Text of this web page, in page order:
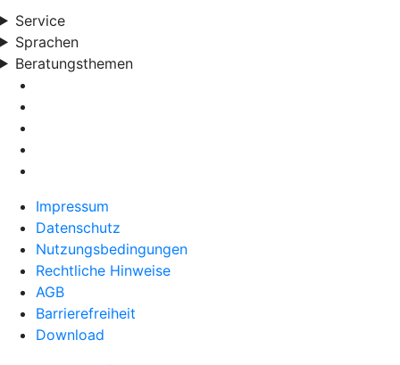
Service
Sprachen
Beratungsthemen
Impressum
Datenschutz
Nutzungsbedingungen
Rechtliche Hinweise
AGB
Barrierefreiheit
Download